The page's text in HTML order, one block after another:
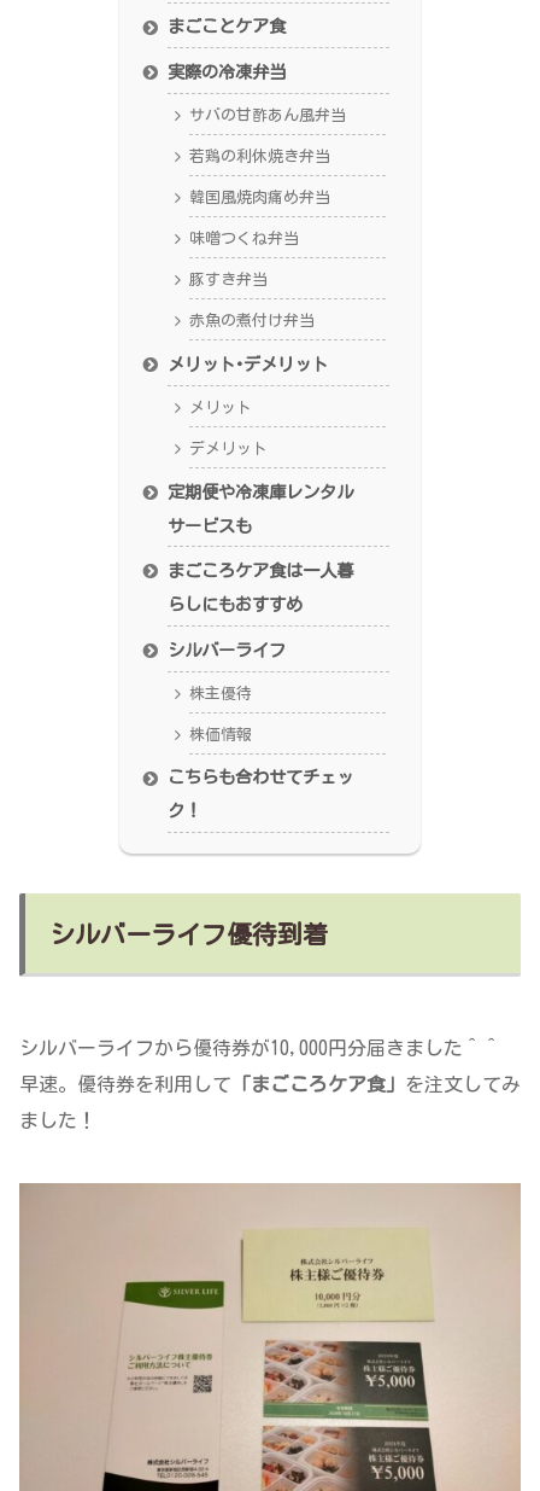
まごことケア食
実際の冷凍弁当
サバの甘酢あん風弁当
若鶏の利休焼き弁当
韓国風焼肉痛め弁当
味噌つくね弁当
豚すき弁当
赤魚の煮付け弁当
メリット･デメリット
メリット
デメリット
定期便や冷凍庫レンタル
サービスも
まごころケア食は一人暮
らしにもおすすめ
シルバーライフ
株主優待
株価情報
こちらも合わせてチェッ
ク！
シルバーライフ優待到着
シルバーライフから優待券が10,000円分届きました＾＾
早速。優待券を利用して 「まごころケア食」 を注文してみ
ました！